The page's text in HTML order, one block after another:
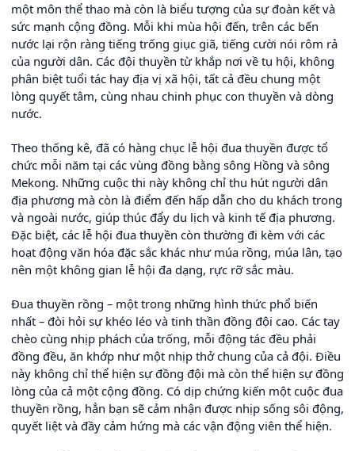
một môn thể thao mà còn là biểu tượng của sự đoàn kết và
sức mạnh cộng đồng. Mỗi khi mùa hội đến, trên các bến
nước lại rộn ràng tiếng trống giục giã, tiếng cười nói rôm rả
của người dân. Các đội thuyền từ khắp nơi về tụ hội, không
phân biệt tuổi tác hay địa vị xã hội, tất cả đều chung một
lòng quyết tâm, cùng nhau chinh phục con thuyền và dòng
nước.
Theo thống kê, đã có hàng chục lễ hội đua thuyền được tổ
chức mỗi năm tại các vùng đồng bằng sông Hồng và sông
Mekong. Những cuộc thi này không chỉ thu hút người dân
địa phương mà còn là điểm đến hấp dẫn cho du khách trong
và ngoài nước, giúp thúc đẩy du lịch và kinh tế địa phương.
Đặc biệt, các lễ hội đua thuyền còn thường đi kèm với các
hoạt động văn hóa đặc sắc khác như múa rồng, múa lân, tạo
nên một không gian lễ hội đa dạng, rực rỡ sắc màu.
Đua thuyền rồng – một trong những hình thức phổ biến
nhất – đòi hỏi sự khéo léo và tinh thần đồng đội cao. Các tay
chèo cùng nhịp phách của trống, mỗi động tác đều phải
đồng đều, ăn khớp như một nhịp thở chung của cả đội. Điều
này không chỉ thể hiện sự đồng đội mà còn thể hiện sự đồng
lòng của cả một cộng đồng. Có dịp chứng kiến một cuộc đua
thuyền rồng, hẳn bạn sẽ cảm nhận được nhịp sống sôi động,
quyết liệt và đầy cảm hứng mà các vận động viên thể hiện.